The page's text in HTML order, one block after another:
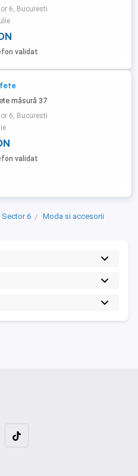
frumosi, adusi din Londra , purtati
ori insa sunt in stare foarte buna
ascunse. Masura : M ( 38-40 )
) Vanzare: 20 Lei Pret Schimb
PRETURILE SUNT DEJA
6, Bucuresti
validat
măsură 37
6, Bucuresti
validat
Sector 6
Moda si accesorii